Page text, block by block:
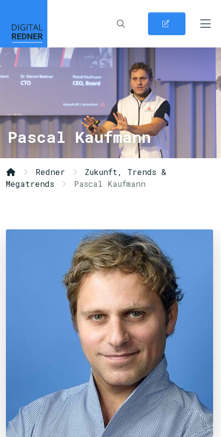
Pascal Kaufmann
Redner
Zukunft, Trends &
Megatrends
Pascal Kaufmann